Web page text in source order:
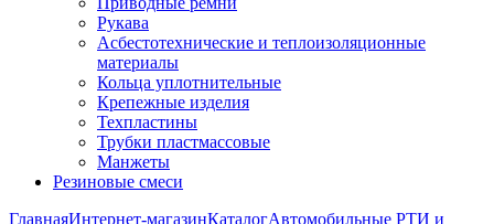
Рукава
Асбестотехнические и теплоизоляционные
материалы
Кольца уплотнительные
Крепежные изделия
Техпластины
Трубки пластмассовые
Манжеты
Резиновые смеси
ГлавнаяИнтернет-магазинКаталогАвтомобильные РТИ и